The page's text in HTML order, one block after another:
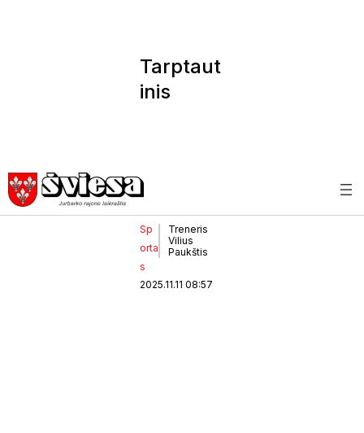
Tarptaut
inis
ose
Sp
orta
s
Treneris
Vilius
Paukštis
2025.11.11 08:57